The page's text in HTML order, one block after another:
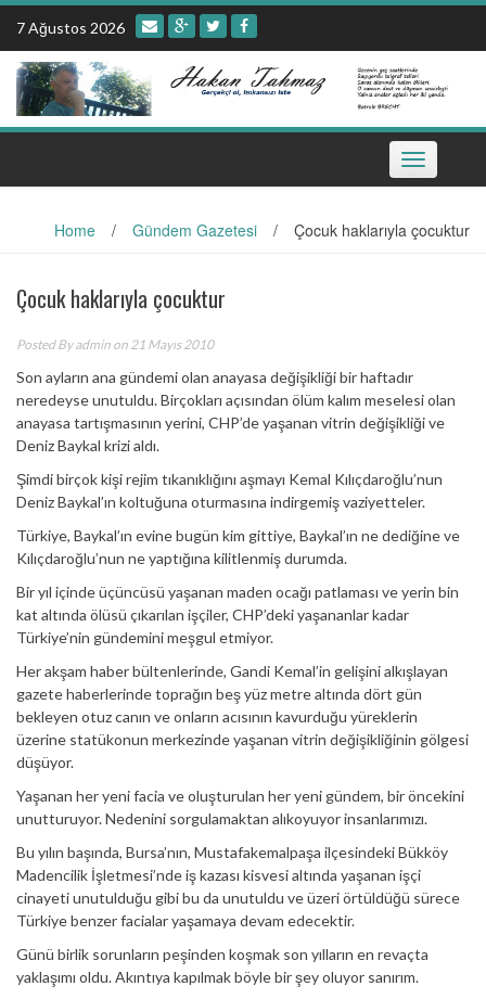
Skip
content
7 Ağustos 2026
Toggle
navigation
Home / Gündem Gazetesi / Çocuk haklarıyla çocuktur
Çocuk haklarıyla çocuktur
Posted Byadmin on 21 Mayıs 2010
Son ayların ana gündemi olan anayasa değişikliği bir haftadır
neredeyse unutuldu. Birçokları açısından ölüm kalım meselesi olan
anayasa tartışmasının yerini, CHP’de yaşanan vitrin değişikliği ve
Deniz Baykal krizi aldı.
Şimdi birçok kişi rejim tıkanıklığını aşmayı Kemal Kılıçdaroğlu’nun
Deniz Baykal’ın koltuğuna oturmasına indirgemiş vaziyetteler.
Türkiye, Baykal’ın evine bugün kim gittiye, Baykal’ın ne dediğine ve
Kılıçdaroğlu’nun ne yaptığına kilitlenmiş durumda.
Bir yıl içinde üçüncüsü yaşanan maden ocağı patlaması ve yerin bin
kat altında ölüsü çıkarılan işçiler, CHP’deki yaşananlar kadar
Türkiye’nin gündemini meşgul etmiyor.
Her akşam haber bültenlerinde, Gandi Kemal’in gelişini alkışlayan
gazete haberlerinde toprağın beş yüz metre altında dört gün
bekleyen otuz canın ve onların acısının kavurduğu yüreklerin
üzerine statükonun merkezinde yaşanan vitrin değişikliğinin gölgesi
düşüyor.
Yaşanan her yeni facia ve oluşturulan her yeni gündem, bir öncekini
unutturuyor. Nedenini sorgulamaktan alıkoyuyor insanlarımızı.
Bu yılın başında, Bursa’nın, Mustafakemalpaşa ilçesindeki Bükköy
Madencilik İşletmesi’nde iş kazası kisvesi altında yaşanan işçi
cinayeti unutulduğu gibi bu da unutuldu ve üzeri örtüldüğü sürece
Türkiye benzer facialar yaşamaya devam edecektir.
Günü birlik sorunların peşinden koşmak son yılların en revaçta
yaklaşımı oldu. Akıntıya kapılmak böyle bir şey oluyor sanırım.